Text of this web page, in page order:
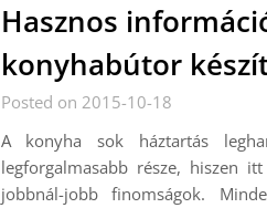
Hasznos
konyhabútor
Posted on 2015-10-18
A konyha sok háztartás
legforgalmasabb része, hiszen
jobbnál-jobb finomságok.